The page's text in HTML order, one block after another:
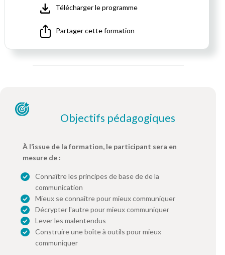
Télécharger le programme
Partager cette formation
Objectifs pédagogiques
À l’issue de la formation, le participant sera en
mesure de :
Connaître les principes de base de de la
communication
Mieux se connaître pour mieux communiquer
Décrypter l'autre pour mieux communiquer
Lever les malentendus
Construire une boîte à outils pour mieux
communiquer